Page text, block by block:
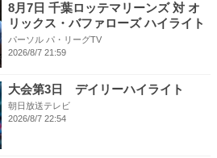
8月7日 千葉ロッテマリーンズ 対 オ
リックス・バファローズ ハイライト
パーソル パ・リーグTV
2026/8/7 21:59
大会第3日 デイリーハイライト
朝日放送テレビ
2026/8/7 22:54